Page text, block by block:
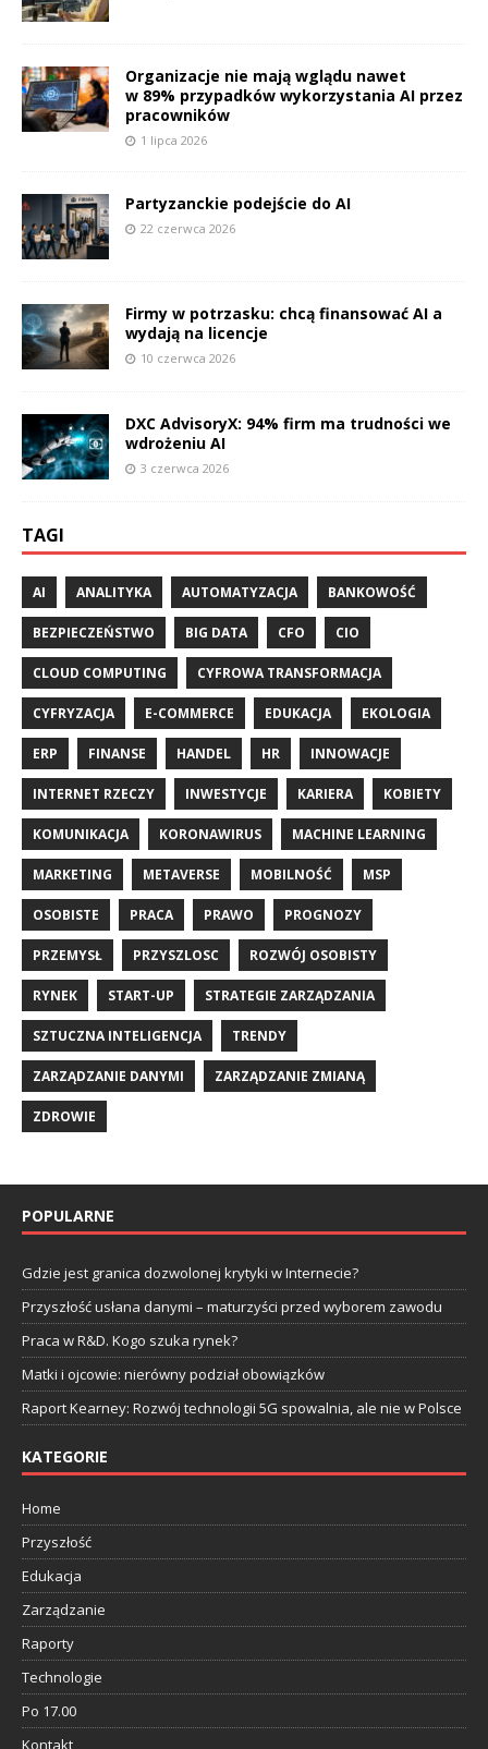
Organizacje nie mają wglądu nawet
w 89% przypadków wykorzystania AI przez
pracowników
1 lipca 2026
Partyzanckie podejście do AI
22 czerwca 2026
Firmy w potrzasku: chcą finansować AI a
wydają na licencje
10 czerwca 2026
DXC AdvisoryX: 94% firm ma trudności we
wdrożeniu AI
3 czerwca 2026
TAGI
AI ANALITYKA AUTOMATYZACJA BANKOWOŚĆ
BEZPIECZEŃSTWO BIG DATA CFO CIO
CLOUD COMPUTING CYFROWA TRANSFORMACJA
CYFRYZACJA E-COMMERCE EDUKACJA EKOLOGIA
ERP FINANSE HANDEL HR INNOWACJE
INTERNET RZECZY INWESTYCJE KARIERA KOBIETY
KOMUNIKACJA KORONAWIRUS MACHINE LEARNING
MARKETING METAVERSE MOBILNOŚĆ MSP
OSOBISTE PRACA PRAWO PROGNOZY
PRZEMYSŁ PRZYSZLOSC ROZWÓJ OSOBISTY
RYNEK START-UP STRATEGIE ZARZĄDZANIA
SZTUCZNA INTELIGENCJA TRENDY
ZARZĄDZANIE DANYMI ZARZĄDZANIE ZMIANĄ
ZDROWIE
POPULARNE
Gdzie jest granica dozwolonej krytyki w Internecie?
Przyszłość usłana danymi – maturzyści przed wyborem zawodu
Praca w R&D. Kogo szuka rynek?
Matki i ojcowie: nierówny podział obowiązków
Raport Kearney: Rozwój technologii 5G spowalnia, ale nie w Polsce
KATEGORIE
Home
Przyszłość
Edukacja
Zarządzanie
Raporty
Technologie
Po 17.00
Kontakt